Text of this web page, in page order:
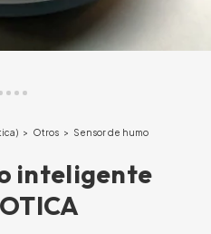
> Otros > Sensor de humo
inteligente